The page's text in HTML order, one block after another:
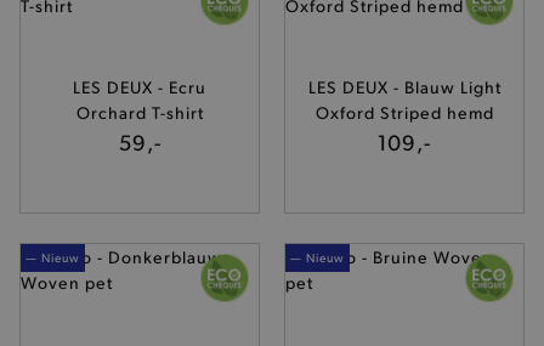
LES DEUX - Ecru
Orchard T-shirt
59,-
LES DEUX - Blauw Light
Oxford Striped hemd
109,-
— Nieuw — Nieuw